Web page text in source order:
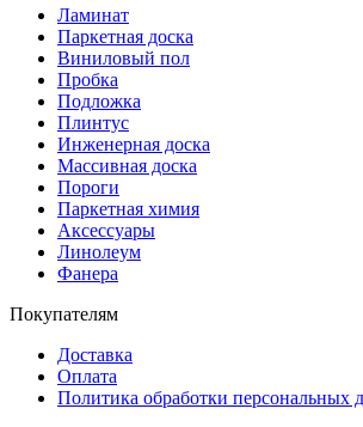
Ламинат
Паркетная доска
Виниловый пол
Пробка
Подложка
Плинтус
Инженерная доска
Массивная доска
Пороги
Паркетная химия
Аксессуары
Линолеум
Фанера
Покупателям
Доставка
Оплата
Политика обработки персональных